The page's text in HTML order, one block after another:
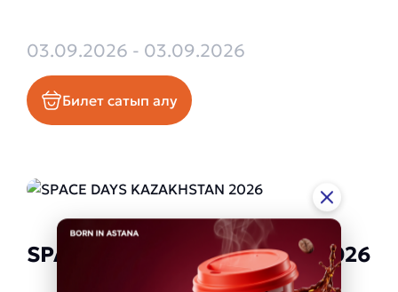
03.09.2026 - 03.09.2026
Билет сатып алу
SPACE DAYS KAZAKHSTAN 2026